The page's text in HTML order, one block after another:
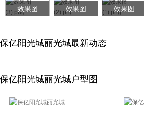
效果图 效果图 效果图
保亿阳光城丽光城最新动态
保亿阳光城丽光城户型图